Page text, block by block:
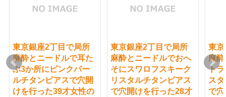
東京銀座2丁目で局所
麻酔とニードルで耳た
ぶ3か所にピンクパー
ルチタンピアスで穴開
けを行った39才女性の
東京銀座2丁目で局所
麻酔とニードルでおへ
そにスワロフスキーク
リスタルチタンピアス
で穴開けを行った28才
東
麻
ト
ス
で